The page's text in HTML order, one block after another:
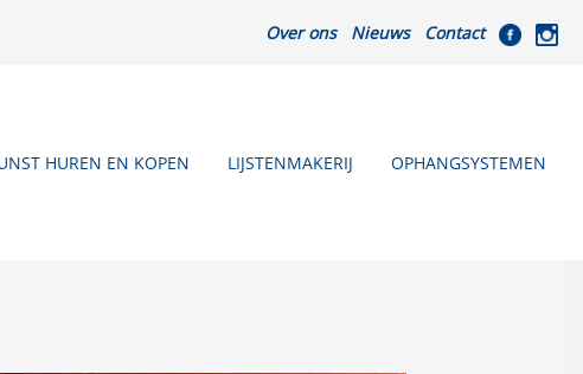
Over ons Nieuws Contact
HUREN EN KOPEN LIJSTENMAKERIJ OPHANGSYSTEMEN